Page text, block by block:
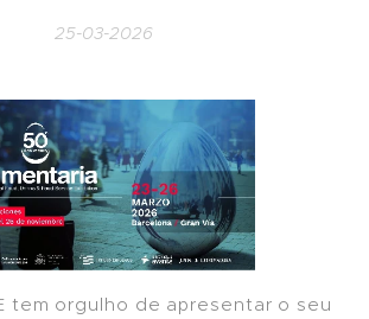
25-03-2026
tem orgulho de apresentar o seu